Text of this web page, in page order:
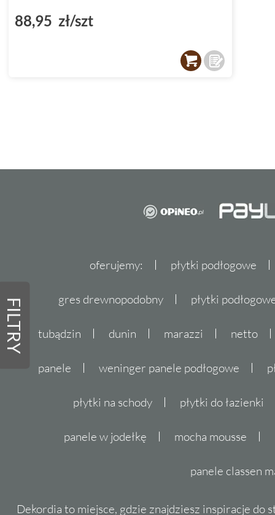
FILTRY
88,95 zł/szt
oferujemy: płytki podłogowe
gres drewnopodobny płytki
tubądzin dunin marazzi netto
panele weninger panele podłogowe
płytki na schody płytki do łazienki
panele w jodełkę mocha mousse
panele classen
Dekordia to miejsce, gdzie znajdziesz inspiracje do